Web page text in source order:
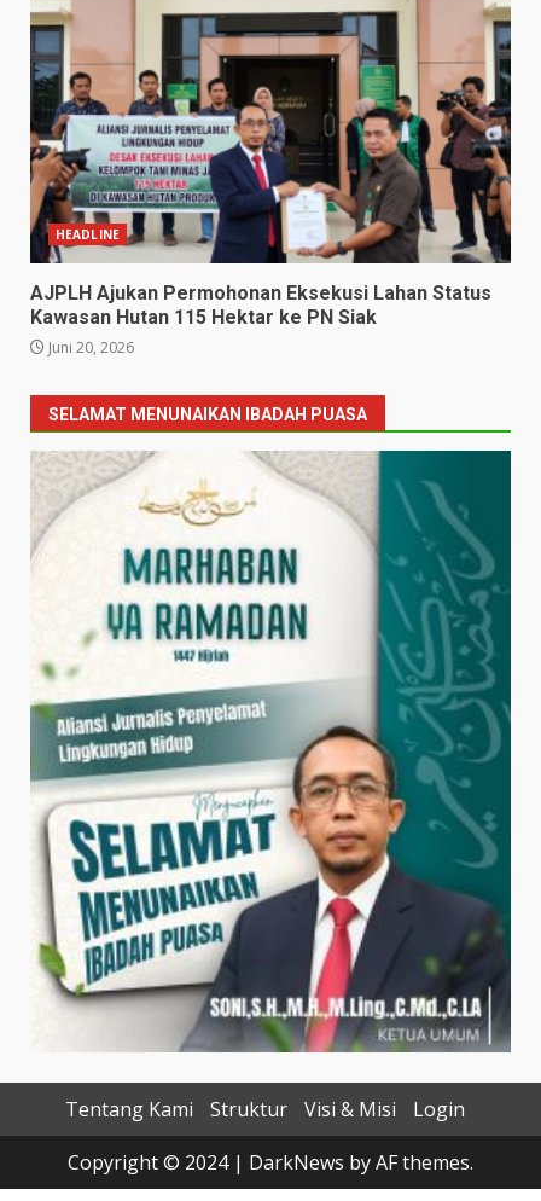
HEADLINE
AJPLH Ajukan Permohonan Eksekusi Lahan Status
Kawasan Hutan 115 Hektar ke PN Siak
Juni 20, 2026
SELAMAT MENUNAIKAN IBADAH PUASA
Tentang Kami Struktur Visi & Misi
Login
Copyright © 2024 | DarkNews by AF themes.